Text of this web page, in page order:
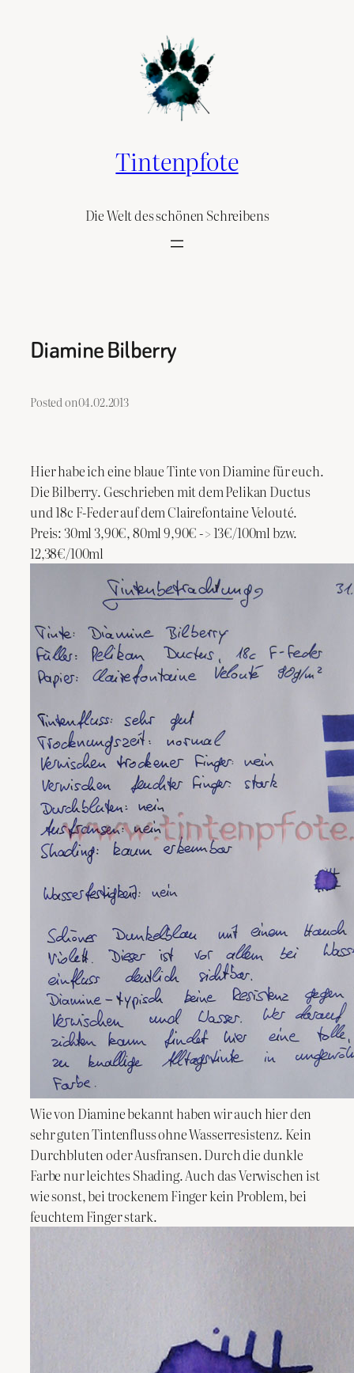
Tintenpfote
Die Welt des schönen Schreibens
Diamine Bilberry
Posted on04.02.2013
Hier habe ich eine blaue Tinte von Diamine für euch.
Die Bilberry. Geschrieben mit dem Pelikan Ductus
und 18c F-Feder auf dem Clairefontaine Velouté.
Preis: 30ml 3,90€, 80ml 9,90€ -> 13€/100ml bzw.
12,38€/100ml
Wie von Diamine bekannt haben wir auch hier den
sehr guten Tintenfluss ohne Wasserresistenz. Kein
Durchbluten oder Ausfransen. Durch die dunkle
Farbe nur leichtes Shading. Auch das Verwischen ist
wie sonst, bei trockenem Finger kein Problem, bei
feuchtem Finger stark.